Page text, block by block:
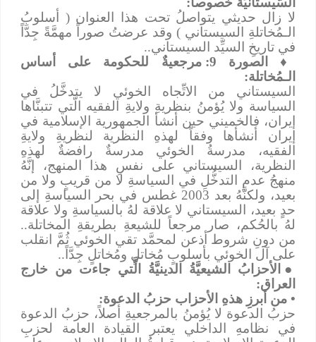
لا زال حديثي يتواصلُ تحت هذا العنوان ( أسلوبُ
الـمُخاتلةِ السيستاني ) وقد عرضتُ صوراً مهمَّةً جِدَّاً
في تاريخِ السيِّد السيستاني..
♦
الصورة 9: مرجعيةٌ للحكومة على أساس
الـمُخاتلة:
السيستاني من الاتِّجاه الخوئي لا يتدخَّلُ في
السياسة ولا يُؤمنُ بنظريةِ ولايةِ الفقيه الَّتي تتبنَّاها
إيران، فالخميني حين أنشأ الجمهورية الإسلامية في
إيران أنشأها وفقاً لهذهِ النظرية لنظريةِ ولايةِ
الفقيه، مدرسةُ الخوئي مدرسةٌ رافضةٌ لهذهِ
النظرية، السيستاني على نفسِ هذا المنهج، إنَّهُ
منهجُ عدمِ التدخُّلِ في السياسةِ لا من قريبٍ ولا من
بعيد، ولكنَّهُ بعد 2003 غطس في بحر السياسةِ إلى
حدٍ بعيد، السيستاني لا علاقة لهُ بالسياسةِ ولا علاقة
لهُ بالحُكم، صار مرجعاً للشيعةِ بطريقةِ المخاتلة..
من دونِ شروط أذعن لمحمَّد تقي الخوئي ثُمَّ انقلب
على آل الخوئي بأسلوبٍ مُخاتلٍ ومُخاتلٍ جِدَّاً..
●الأحزابُ الشيعيَّةُ الدينيَّةُ الَّتي جاءت من خارج
العراق:
• من أبرزِ هذهِ الأحزاب حزبُ الدعوة:
حزبُ الدعوة لا يُؤمنُ بالمرجعيةِ أصلاً، حزبُ الدعوة
في نظامهِ الداخلي يعتبر القيادة العامة لحزبِ